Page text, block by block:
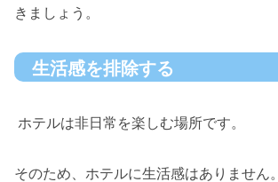
きましょう。
生活感を排除する
ホテルは非日常を楽しむ場所です。
そのため、ホテルに生活感はありません。